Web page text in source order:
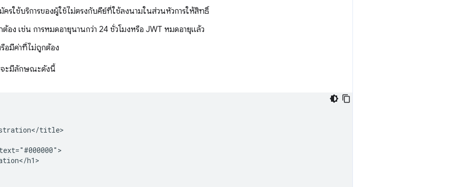
ใช้บริการของผู้ใช้ไม่ตรงกับคีย์ที่ใช้ลงนามในส่วนหัวการให้สิทธิ์
อง เช่น การหมดอายุนานกว่า 24 ชั่วโมงหรือ JWT หมดอายุแล้ว
อมีค่าที่ไม่ถูกต้อง
จะมีลักษณะดังนี้
title>
h1>